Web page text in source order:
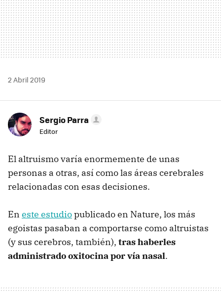
2 Abril 2019
Sergio Parra
Editor
El altruismo varía enormemente de unas
personas a otras, así como las áreas cerebrales
relacionadas con esas decisiones.
En este estudiopublicado en Nature, los más
egoistas pasaban a comportarse como altruistas
(y sus cerebros, también), tras haberles
administrado oxitocina por vía nasal.